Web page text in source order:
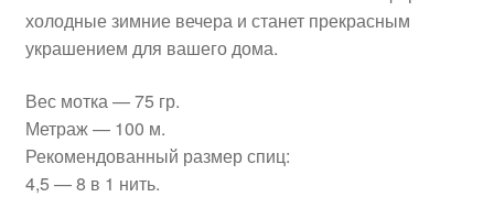
холодные зимние вечера и станет прекрасным
украшением для вашего дома.
Вес мотка — 75 гр.
Метраж — 100 м.
Рекомендованный размер спиц:
4,5 — 8 в 1 нить.